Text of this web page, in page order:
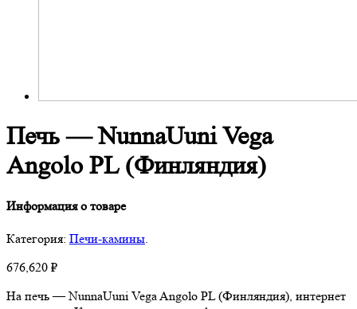
Печь — NunnaUuni Vega
Angolo PL (Финляндия)
Информация о товаре
Категория: Печи-камины.
676,620 ₽
На печь — NunnaUuni Vega Angolo PL (Финляндия), интернет